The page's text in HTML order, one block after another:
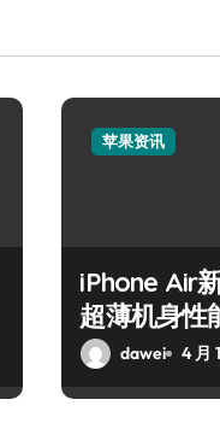
苹果资讯
iPhone Air
超薄机身性
热议dawei 4 月